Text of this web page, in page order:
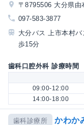
〒8795506 大分県由
097-583-3877
大分バス 上市本村
歩15分
歯科口腔外科 診療時間
09:00-12:00
14:00-18:00
歯科診療所 かわか